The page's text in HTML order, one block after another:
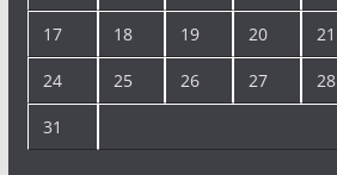
17 18 19 20 21
24 25 26 27 28
31